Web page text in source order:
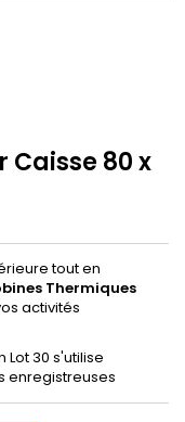
Caisse 80 x
tout en
Thermiques
activités
Lot 30 s'utilise
enregistreuses